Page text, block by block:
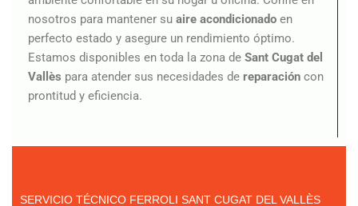
nosotros para mantener su aire acondicionado en
perfecto estado y asegure un rendimiento óptimo.
Estamos disponibles en toda la zona de Sant Cugat del
Vallès para atender sus necesidades de reparación con
prontitud y eficiencia.
SERVICIO TÉCNICO FERROLI SANT CUGAT DEL VALLÈS